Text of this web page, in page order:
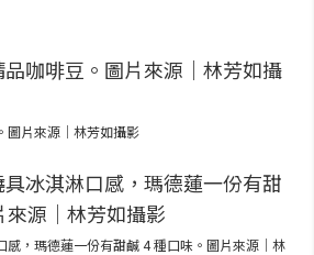
圖片來源｜林芳如攝影
感，瑪德蓮一份有甜鹹 4 種口味。圖片來源｜林